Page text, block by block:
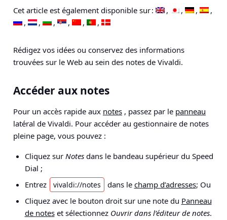
Cet article est également disponible sur :
Rédigez vos idées ou conservez des informations
trouvées sur le Web au sein des notes de Vivaldi.
Accéder aux notes
Pour un accès rapide aux notes , passez par le panneau
latéral de Vivaldi. Pour accéder au gestionnaire de notes
pleine page, vous pouvez :
Cliquez sur Notesdans le bandeau supérieur du Speed
Dial ;
Entrez
vivaldi://notes dans le champ d’adresses; Ou
Cliquez avec le bouton droit sur une note du Panneau
de noteset sélectionnez Ouvrir dans l’éditeur de notes.